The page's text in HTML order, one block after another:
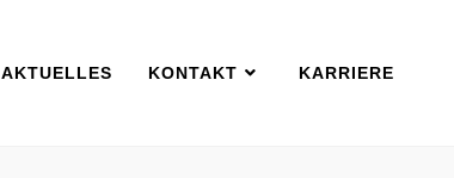
AKTUELLES KONTAKT KARRIERE